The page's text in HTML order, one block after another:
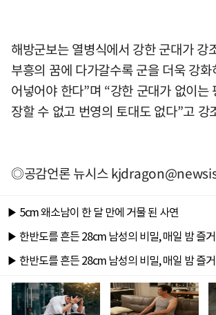
해방군보는 열병식에서 강한 군대가 강
부흥의 꿈에 다가갈수록 군을 더욱 강
어넣어야 한다”며 “강한 군대가 없이는
장할 수 없고 번영의 토대도 없다”고 강
◎공감언론 뉴시스